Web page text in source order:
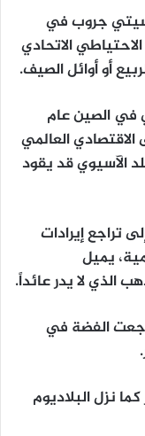
جروب في
الاتحادي
أو أوائل الصيف.
في الصين عام
الاقتصادي العالمي
الآسيوي قد يقود
تراجع إيرادات
يميل
الذي لا يدر عائداً.
الفضة في
2.2% إلى 1038.79 دولار كما نزل البلاديوم